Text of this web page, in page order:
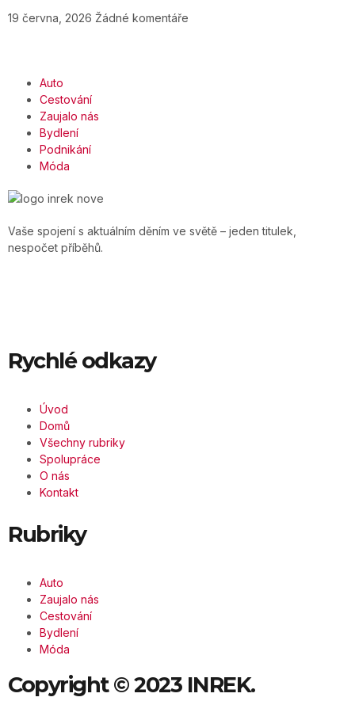
19 června, 2026 Žádné komentáře
Auto
Cestování
Zaujalo nás
Bydlení
Podnikání
Móda
Vaše spojení s aktuálním děním ve světě – jeden titulek,
nespočet příběhů.
Rychlé odkazy
Úvod
Domů
Všechny rubriky
Spolupráce
O nás
Kontakt
Rubriky
Auto
Zaujalo nás
Cestování
Bydlení
Móda
Copyright © 2023 INREK.